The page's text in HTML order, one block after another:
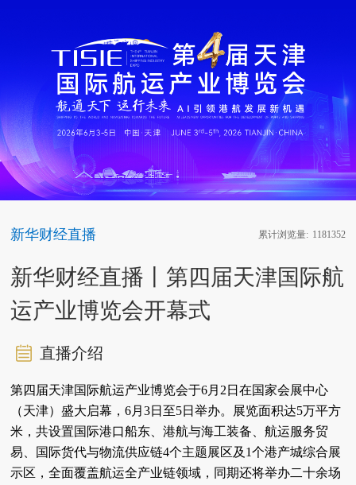
新华财经直播 累计浏览量: 1181352
新华财经直播丨第四届天津国际航
运产业博览会开幕式
直播介绍
第四届天津国际航运产业博览会于6月2日在国家会展中心
（天津）盛大启幕，6月3日至5日举办。展览面积达5万平方
米，共设置国际港口船东、港航与海工装备、航运服务贸
易、国际货代与物流供应链4个主题展区及1个港产城综合展
示区，全面覆盖航运全产业链领域，同期还将举办二十余场